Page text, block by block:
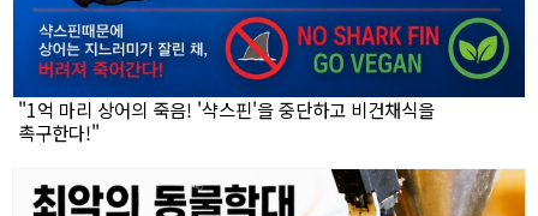
"1억 마리 상어의 죽음! '샥스핀'을 중단하고 비건채식을
촉구한다!"